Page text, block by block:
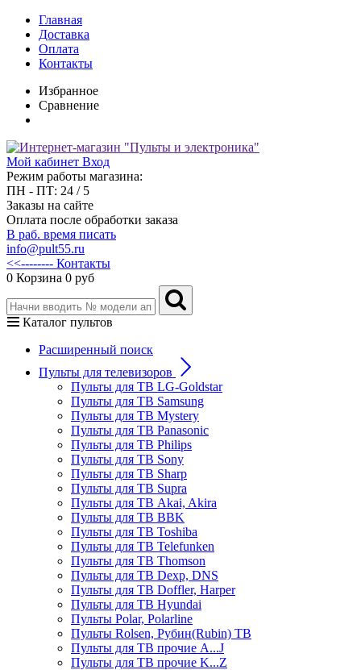
Главная
Доставка
Оплата
Контакты
Избранное
Сравнение
Мой кабинет Вход
Режим работы магазина:
ПН - ПТ: 24 / 5
Заказы на сайте
Оплата после обработки заказа
В раб. время писать
info@pult55.ru
<<-------- Контакты
0 Корзина 0 руб
Каталог пультов
Расширенный поиск
Пульты для телевизоров
Пульты для ТВ LG-Goldstar
Пульты для ТВ Samsung
Пульты для ТВ Mystery
Пульты для ТВ Panasonic
Пульты для ТВ Philips
Пульты для ТВ Sony
Пульты для ТВ Sharp
Пульты для ТВ Supra
Пульты для ТВ Akai, Akira
Пульты для ТВ BBK
Пульты для ТВ Toshiba
Пульты для ТВ Telefunken
Пульты для ТВ Thomson
Пульты для ТВ Dexp, DNS
Пульты для ТВ Doffler, Harper
Пульты для ТВ Hyundai
Пульты Polar, Polarline
Пульты Rolsen, Рубин(Rubin) ТВ
Пульты для ТВ прочие A...J
Пульты для ТВ прочие K...Z